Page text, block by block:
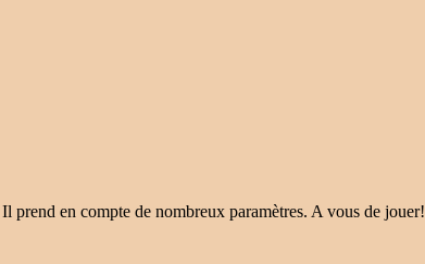
prend en compte de nombreux paramètres. A vous de jouer!